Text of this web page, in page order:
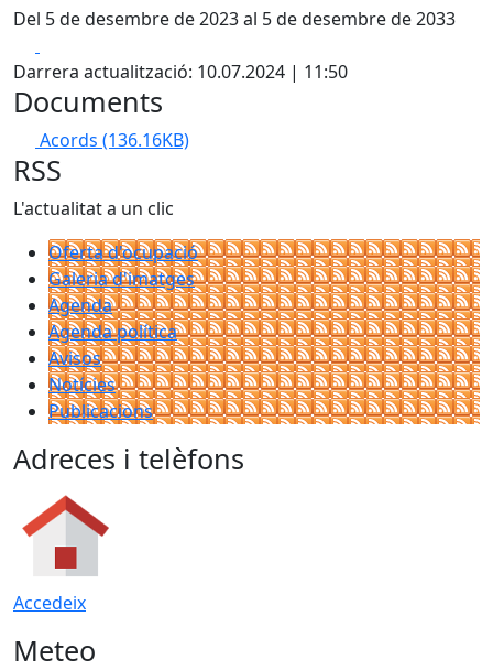
Del 5 de desembre de 2023 al 5 de desembre de 2033
Darrera actualització: 10.07.2024 | 11:50
Documents
Acords (136.16KB)
RSS
L'actualitat a un clic
Oferta d'ocupació
Galeria d'imatges
Agenda
Agenda política
Avisos
Notícies
Publicacions
Adreces i telèfons
Accedeix
Meteo